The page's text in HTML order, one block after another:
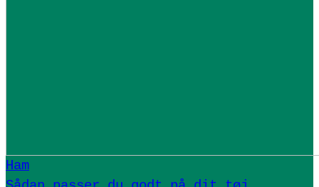
Ham